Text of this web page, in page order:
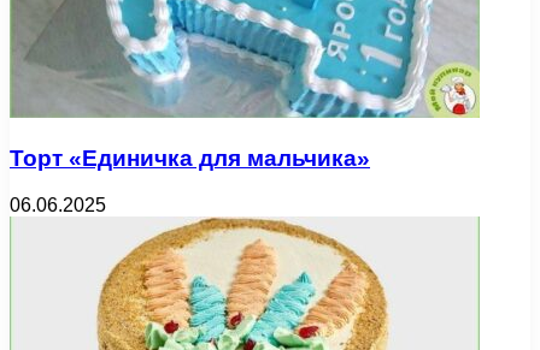
Торт «Единичка для мальчика»
06.06.2025